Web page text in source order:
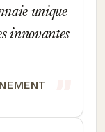
unique
innovantes